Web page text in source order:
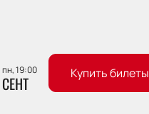
пн, 19:00
СЕНТ Купить билеты